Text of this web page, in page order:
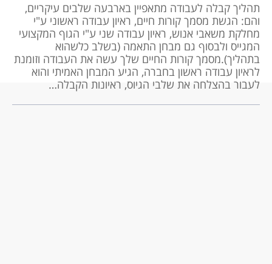
תהליך קבלה לעבודה מתאפיין בארבעה שלבים עיקריים,
והם: הגשת מסמך קורות חיים, ראיון עבודה ראשוני ע"י
מחלקת משאבי אנוש, ראיון עבודה שני ע"י הגוף המקצועי
המגייס ולבסוף גם מבחן התאמה (בשלב כלשהוא
בתהליך).מסמך קורות החיים שלך עשה את העבודה וזומנת
לראיון עבודה ראשון בחברה, הגיע המבחן האמיתי והוא
לעבור בהצלחה את שלבי הגיוס, ראיונות הקבלה…